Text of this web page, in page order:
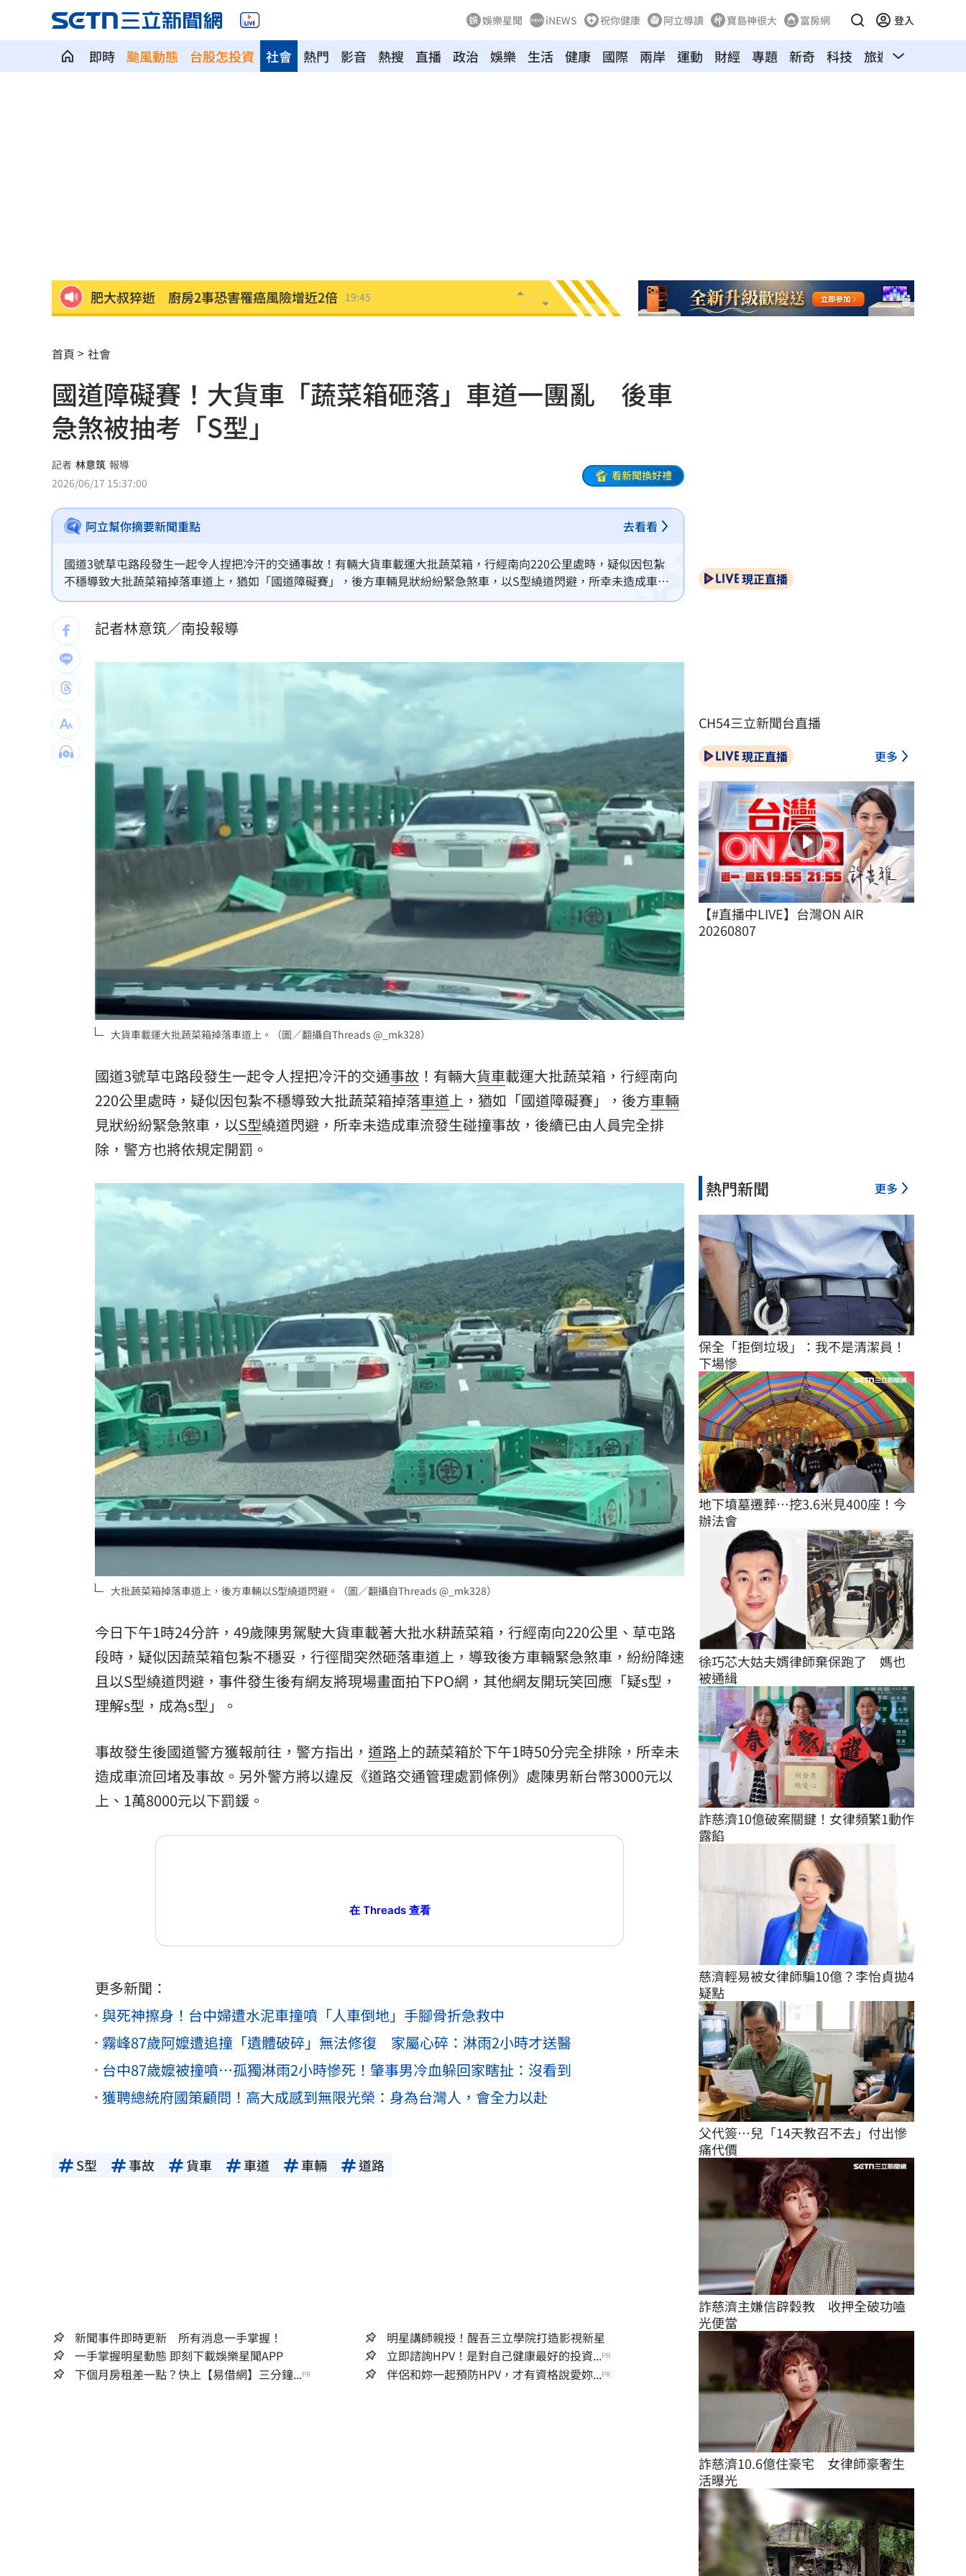
娛樂星聞 iNEWS 祝你健康 阿立導讀 寶島神很大 富房網 登入
即時 颱風動態 台股怎投資 熱門 影音 熱搜 直播 政治
社會 娛樂 生活 健康 國際 兩岸 運動 財經 專題 新奇 科技 旅遊 汽車
《KPOP獵魔女團》團隊將訪台 曝爆紅秘辛 19:42
波若威獲百倍「本夢比」 專家揭都市傳說
LINE更新傳災情！ 用戶怨「主題全報廢」 19:31
美國出手封殺中國機器人！北市曾高調引進
初來富邦最熟張育成 瑪帝斯：打電玩用過
車站、農場廁所裝針孔 台鐵司機成偷拍狼
下週台股能否突破反壓？專家點名今晚關鍵
律師詐慈濟仍接機BNT 同框陳時中、張淑芬 19:12
國一生持掃把打女老師！視網膜受損恐失明
女星授權AI短劇 「裙下仰拍視角」片挨轟 19:00
防代刀！衛福部祭新規：醫材商嚴禁碰病人 18:57
外資狂提款！國家隊3億護「這檔金融股 」 18:56
台灣彩券開獎直播中
LIVE三立+24小時直播
三立iNEWS新聞台線上直播 18:00
商場戰國來臨 台中「頂奢大道」逐漸成形 12:00
台彩父親節推新刮刮樂千萬頭獎超「爸」氣 12:00
「拍片人的多重宇宙」職涯論壇9/12登場！ 10:30
8國球員齊聚高雄 Formosa 7s掀足球熱潮
理想混蛋號召粉絲跨海追星吃美食！ 18:15
首頁 社會
國道障礙賽！大貨車「蔬菜箱砸落」車道一團亂 後車
急煞被抽考「S型」
記者 林意筑 報導
2026/06/17 15:37:00
看新聞換好禮
阿立幫你摘要新聞重點 去看看
國道3號草屯路段發生一起令人捏把冷汗的交通事故！有輛大貨車載運大批蔬菜箱，行經南向220公里處時，疑似因包紮
不穩導致大批蔬菜箱掉落車道上，猶如「國道障礙賽」，後方車輛見狀紛紛緊急煞車，以S型繞道閃避，所幸未造成車流
發生碰撞事故，後續已由人員完全排除，警方也將依規定開罰。
記者林意筑／南投報導
大貨車載運大批蔬菜箱掉落車道上。（圖／翻攝自Threads @_mk328）
國道3號草屯路段發生一起令人捏把冷汗的交通事故 ！有輛大貨車載運大批蔬菜箱，行經南向
220公里處時，疑似因包紮不穩導致大批蔬菜箱掉落車道上，猶如「國道障礙賽」，後方車輛
見狀紛紛緊急煞車，以S型繞道閃避，所幸未造成車流發生碰撞事故，後續已由人員完全排
除，警方也將依規定開罰。
大批蔬菜箱掉落車道上，後方車輛以S型繞道閃避。（圖／翻攝自Threads @_mk328）
今日下午1時24分許，49歲陳男駕駛大貨車載著大批水耕蔬菜箱，行經南向220公里、草屯路
段時，疑似因蔬菜箱包紮不穩妥，行徑間突然砸落車道上，導致後方車輛緊急煞車，紛紛降速
且以S型繞道閃避，事件發生後有網友將現場畫面拍下PO網，其他網友開玩笑回應「疑s型，
理解s型，成為s型」。
事故發生後國道警方獲報前往，警方指出， 道路上的蔬菜箱於下午1時50分完全排除，所幸未
造成車流回堵及事故。另外警方將以違反《道路交通管理處罰條例》處陳男新台幣3000元以
上、1萬8000元以下罰鍰。
在 Threads 查看
更多新聞：
與死神擦身！台中婦遭水泥車撞噴「人車倒地」手腳骨折急救中
霧峰87歲阿嬤遭追撞「遺體破碎」無法修復 家屬心碎：淋雨2小時才送醫
台中87歲嬤被撞噴⋯孤獨淋雨2小時慘死！肇事男冷血躲回家瞎扯：沒看到
獲聘總統府國策顧問！高大成感到無限光榮：身為台灣人，會全力以赴
S型 事故 貨車 車道 車輛 道路
新聞事件即時更新 所有消息一手掌握！
明星講師親授！醒吾三立學院打造影視新星
一手掌握明星動態 即刻下載娛樂星聞APP
立即諮詢HPV！是對自己健康最好的投資...PR
下個月房租差一點？快上【易借網】三分鐘...PR 伴侶和妳一起預防HPV，才有資格說愛妳...PR
現正直播
CH54三立新聞台直播
現正直播 更多
【#直播中LIVE】台灣ON AIR
20260807
熱門新聞 更多
保全「拒倒垃圾」：我不是清潔員！
下場慘
地下墳墓遷葬…挖3.6米見400座！今
辦法會
徐巧芯大姑夫婿律師棄保跑了　媽也
被通緝
詐慈濟10億破案關鍵！女律頻繁1動作
露餡
慈濟輕易被女律師騙10億？李怡貞拋4
疑點
父代簽…兒「14天教召不去」付出慘
痛代價
詐慈濟主嫌信辟穀教　收押全破功嗑
光便當
詐慈濟10.6億住豪宅　女律師豪奢生
活曝光